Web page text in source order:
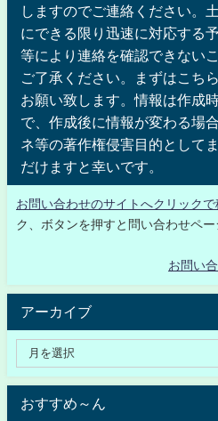
しますのでご連絡ください。
にできる限り迅速に対応する
等により連絡を確認できない
ご了承ください。まずはこち
お願い致します。情報は作成
で、作成後に情報が変わる場
ネ等の著作権侵害目的として
だけますと幸いです。
お問い合わせのサイトへクリックで
ク、ボタンを押すと問い合わせペー
お問い
アーカイブ
おすすめ～ん